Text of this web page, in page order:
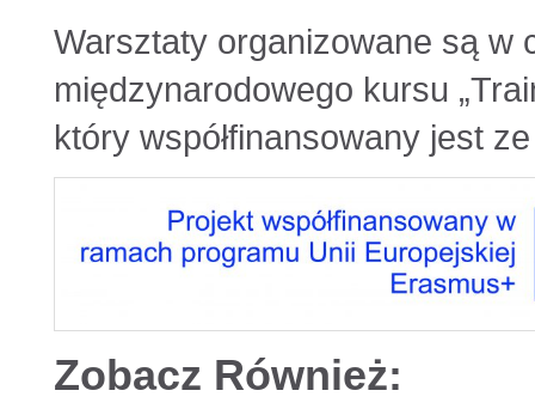
Warsztaty organizowane są w
międzynarodowego kursu
który współfinansowany jest
Zobacz Również: